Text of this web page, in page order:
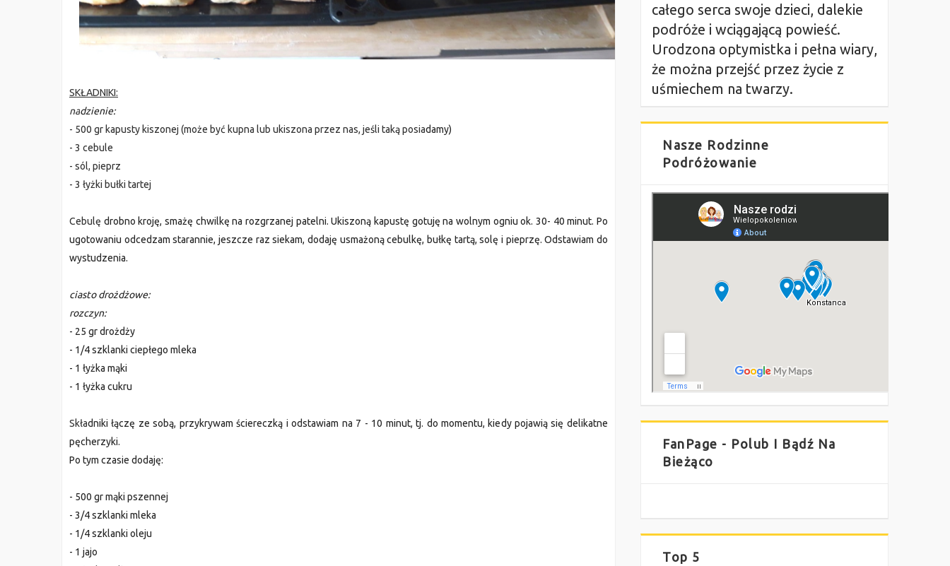
SKŁADNIKI:
nadzienie:
- 500 gr kapusty kiszonej (może być kupna lub ukiszona przez nas, jeśli taką posiadamy)
- 3 cebule
- sól, pieprz
- 3 łyżki bułki tartej
Cebulę drobno kroję, smażę chwilkę na rozgrzanej patelni. Ukiszoną kapustę gotujęna wolnym ogniu ok. 30- 40 minut. Po
ugotowaniu odcedzam starannie, jeszcze razsiekam, dodaję usmażoną cebulkę, bułkę tartą, solę i pieprzę. Odstawiam do
wystudzenia.
ciastodrożdżowe:
rozczyn:
- 25 grdrożdży
- 1/4 szklanki ciepłego mleka
- 1 łyżka mąki
- 1 łyżka cukru
Składniki łączę ze sobą, przykrywam ściereczką i odstawiam na 7 - 10 minut, tj. do momentu, kiedy pojawią się delikatne
pęcherzyki.
Po tym czasie dodaję:
- 500 gr mąki pszennej
- 3/4 szklanki mleka
- 1/4 szklanki oleju
- 1 jajo
całego serca swoje dzieci, dalekie
podróże i wciągającą powieść.
Urodzona optymistka i pełna wiary,
że można przejść przez życie z
uśmiechem na twarzy.
Nasze Rodzinne
Podróżowanie
FanPage - Polub I Bądź Na
Bieżąco
Top 5